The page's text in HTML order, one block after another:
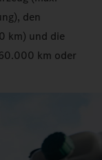
den
km) und die
km oder